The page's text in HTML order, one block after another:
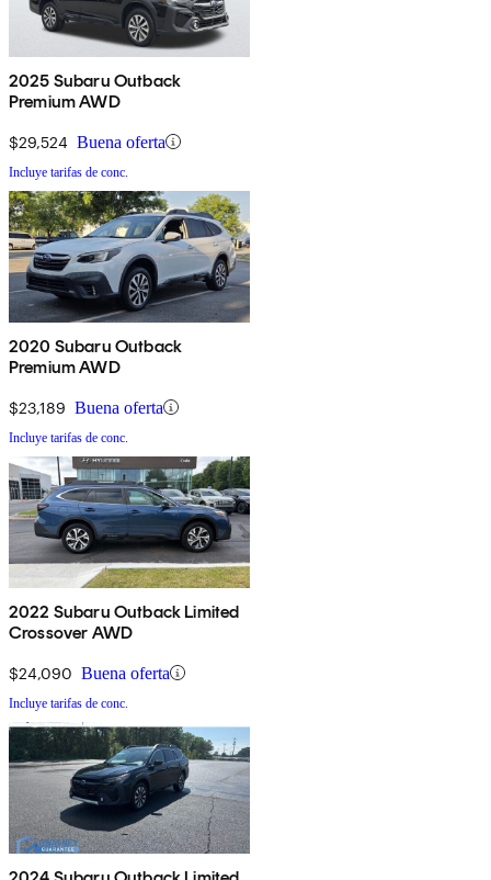
2025 Subaru Outback
Premium AWD
$29,524 Buena oferta
Incluye tarifas de conc.
2020 Subaru Outback
Premium AWD
$23,189 Buena oferta
Incluye tarifas de conc.
2022 Subaru Outback Limited
Crossover AWD
$24,090 Buena oferta
Incluye tarifas de conc.